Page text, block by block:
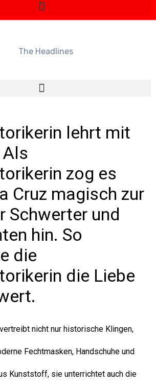
lehrt mit
zog es
Cruz magisch zur
Schwerter und
hin. So
die
die Liebe
nicht nur historische Klingen,
Fechtmasken, Handschuhe und
Kunststoff, sie unterrichtet auch die